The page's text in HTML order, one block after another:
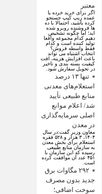
معتبر
اگر برای خرید خرده یا
عمده زیپ کیپ جستجو
کرده باشید، احتمالا با ده
ها فروشنده روبرو شده
اید؛ اما چگونه تشخیص
دهیم کدام مجموعه واقعا
تولید کننده است و کدام
فقط واسطه فروش؟
انتخاب اشتباه می تواند
باعث افزایش هزینه، افت
کیفیت بسته بندی و تاخیر
در تحویل سفارش شود.
تنها ۱۳ درصد
استعلام‌های معدنی
منابع طبیعی تأیید
شد/ اعلام موانع
اصلی سرمایه‌گذاری
در معدن
معاون وزیر گفت:در سال
۱۴۰۴، ۳ هزار و ۵۲۸ فقره
استعلام برای بخش معدن
به سازمان منابع طبیعی
رسیده که این سازمان با
۴۵۱ عدد آن موافقت کرده
است.
۲۹۲ مگاوات برق
جدید بدون مصرف
سوخت اضافی؛